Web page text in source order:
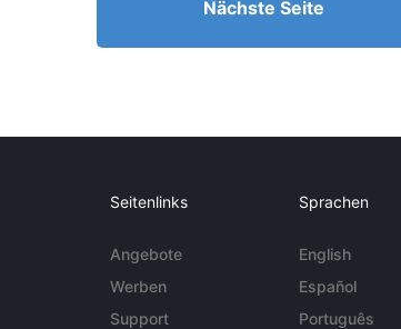
Nächste Seite
Seitenlinks
Angebote
Werben
Support
Sprachen
English
Español
Português